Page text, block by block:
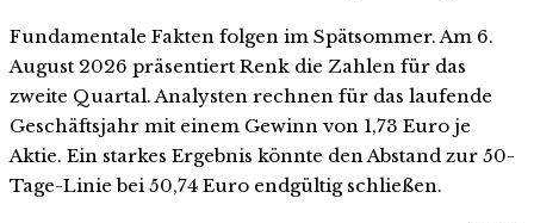
Fundamentale Fakten folgen im Spätsommer. Am 6.
August 2026 präsentiert Renk die Zahlen für das
zweite Quartal. Analysten rechnen für das laufende
Geschäftsjahr mit einem Gewinn von 1,73 Euro je
Aktie. Ein starkes Ergebnis könnte den Abstand zur 50-
Tage-Linie bei 50,74 Euro endgültig schließen.